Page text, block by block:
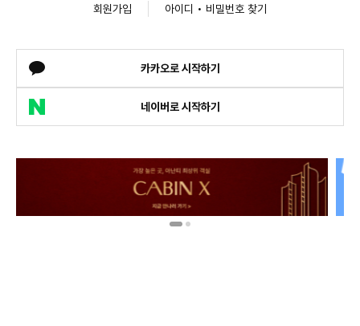
회원가입 아이디 • 비밀번호 찾기
카카오로 시작하기
네이버로 시작하기